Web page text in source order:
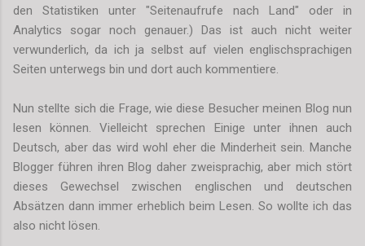
den Statistiken unter "Seitenaufrufe nach Land" oder in
Analytics sogar noch genauer.) Das ist auch nicht weiter
verwunderlich, da ich ja selbst auf vielen englischsprachigen
Seiten unterwegs bin und dort auch kommentiere.
Nun stellte sich die Frage, wie diese Besucher meinen Blog nun
lesen können. Vielleicht sprechen Einige unter ihnen auch
Deutsch, aber das wird wohl eher die Minderheit sein. Manche
Blogger führen ihren Blog daher zweisprachig, aber mich stört
dieses Gewechsel zwischen englischen und deutschen
Absätzen dann immer erheblich beim Lesen. So wollte ich das
also nicht lösen.